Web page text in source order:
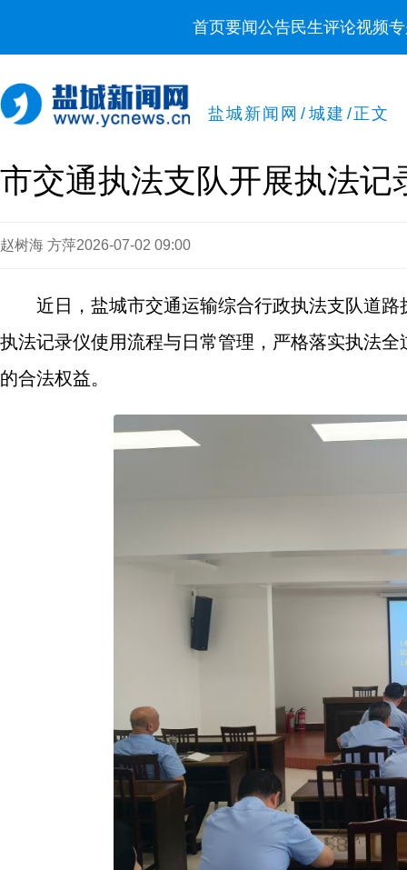
首页要闻公告民生评论视频
盐城新闻网 / 城建 /正文
市交通执法支队开展执法记
赵树海 方萍2026-07-02 09:00
近日，盐城市交通运输综合行政执法支队道
执法记录仪使用流程与日常管理，严格落实执法
的合法权益。